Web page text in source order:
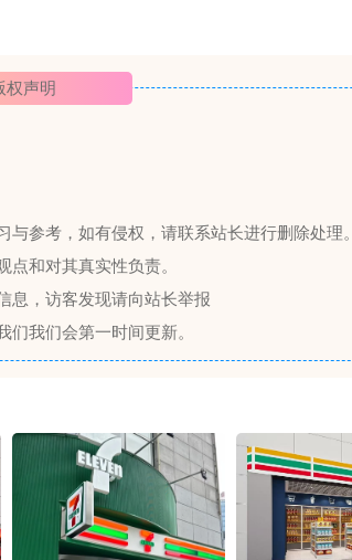
权声明
参考，如有侵权，请联系站长进行删除处理。
和对其真实性负责。
息，访客发现请向站长举报
我们会第一时间更新。